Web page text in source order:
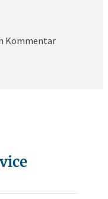
Kommentar